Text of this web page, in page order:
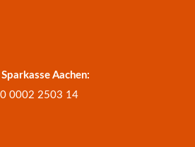
Aachen:
0002 2503 14